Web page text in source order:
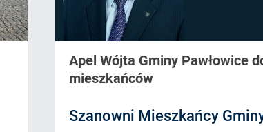
Apel Wójta Gminy Pawłowice
mieszkańców
Szanowni Mieszkańcy